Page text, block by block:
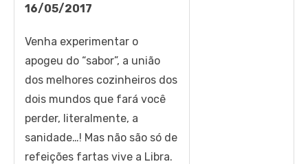
16/05/2017
Venha experimentar o
apogeu do “sabor”, a união
dos melhores cozinheiros dos
dois mundos que fará você
perder, literalmente, a
sanidade…! Mas não são só de
refeições fartas vive a Libra.